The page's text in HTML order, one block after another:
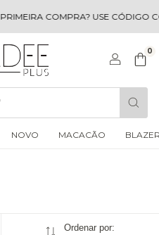
PRIMEIRA COMPRA? USE CÓDIGO
0
NOVO MACACÃO
Ordenar por: